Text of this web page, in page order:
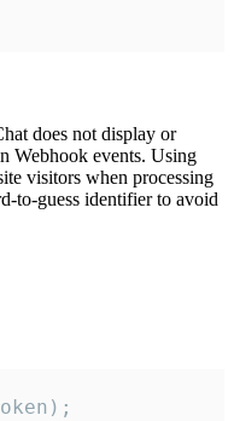
does not display or
Webhook events. Using
visitors when processing
to-guess identifier to avoid